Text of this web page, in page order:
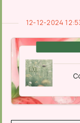
12-12-2024